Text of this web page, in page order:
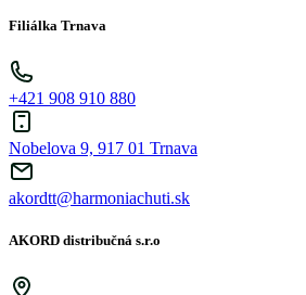
Filiálka Trnava
+421 908 910 880
Nobelova 9, 917 01 Trnava
akordtt@harmoniachuti.sk
AKORD distribučná s.r.o